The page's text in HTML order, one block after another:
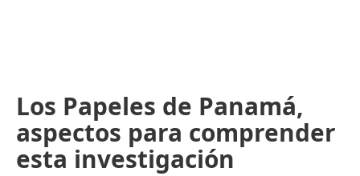
Los Papeles de Panamá,
aspectos para comprender
esta investigación